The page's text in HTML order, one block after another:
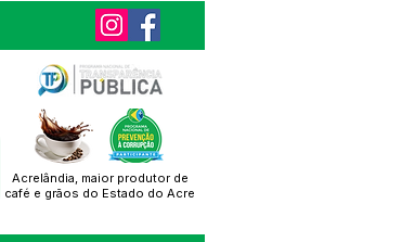
Acrelândia, maior produtor de
café e grãos do Estado do Acre